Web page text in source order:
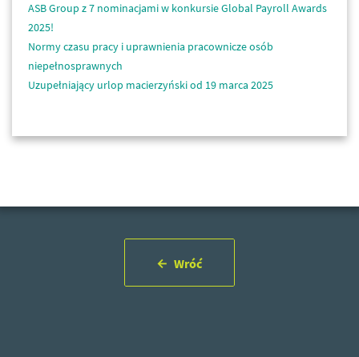
ASB Group z 7 nominacjami w konkursie Global Payroll Awards
2025!
Normy czasu pracy i uprawnienia pracownicze osób
niepełnosprawnych
Uzupełniający urlop macierzyński od 19 marca 2025
Wróć